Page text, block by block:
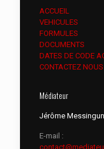
ACCUEIL
VEHICULES
FORMULES
DOCUMENTS
DATES DE CODE
CONTACTEZ NOUS
Médiateur
Jérôme
E-mail :